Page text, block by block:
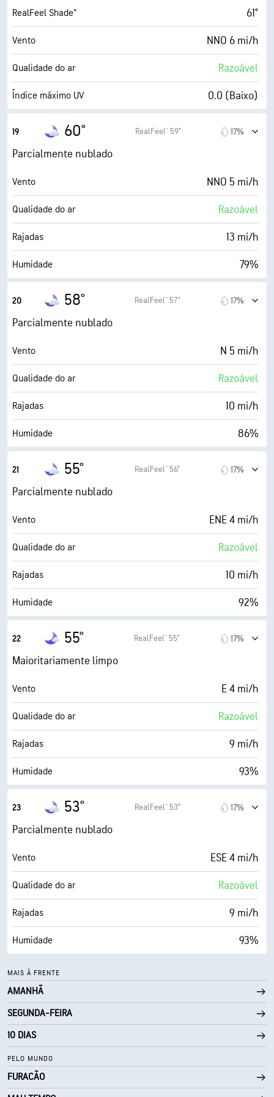
RealFeel Shade™ 61°
Vento NNO 6 mi/h
Qualidade do ar Razoável
Índice máximo UV 0.0 (Baixo)
Humidade
Ponto de orvalho 52° F
AccuLumen Brightness Index™ 0 (Escuro)
Cobertura de nuvens 76%
Visibilidade 7 milhas
19 60° RealFeel® 59° 17%
Parcialmente nublado
Vento NNO 5 mi/h
Qualidade do ar Razoável
Rajadas 13 mi/h
Humidade 79%
Ponto de orvalho
AccuLumen Brightness Index™
Cobertura de nuvens 41%
Visibilidade 6 milhas
Teto de nuvens 30000 pés
20 58° RealFeel® 57° 17%
Parcialmente nublado
Vento N 5 mi/h
Qualidade do ar Razoável
Rajadas 10 mi/h
Humidade 86%
Ponto de orvalho
AccuLumen Brightness Index™
Cobertura de nuvens 36%
Visibilidade 6 milhas
Teto de nuvens 30000 pés
21 55° RealFeel® 56° 17%
Parcialmente nublado
Vento ENE 4 mi/h
Qualidade do ar Razoável
Rajadas 10 mi/h
Humidade 92%
Ponto de orvalho
AccuLumen Brightness Index™
Cobertura de nuvens 31%
Visibilidade 6 milhas
Teto de nuvens 30000 pés
22 55° RealFeel® 55° 17%
Maioritariamente limpo
Vento E 4 mi/h
Qualidade do ar Razoável
Rajadas 9 mi/h
Humidade 93%
Ponto de orvalho
AccuLumen Brightness Index™
Cobertura de nuvens 26%
Visibilidade 5 milhas
Teto de nuvens 30000 pés
23 53° RealFeel® 53° 17%
Parcialmente nublado
Vento ESE 4 mi/h
Qualidade do ar Razoável
Rajadas 9 mi/h
Humidade 93%
Ponto de orvalho
AccuLumen Brightness Index™ 0 (Escuro)
Cobertura de nuvens 36%
Visibilidade 5 milhas
Teto de nuvens 30000 pés
MAIS À FRENTE
AMANHÃ
SEGUNDA-FEIRA
10 DIAS
PELO MUNDO
FURACÃO